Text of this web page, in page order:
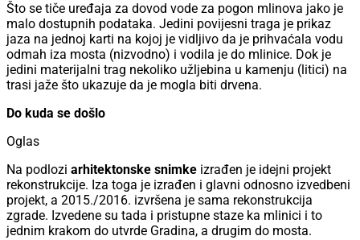
Što se tiče uređaja za dovod vode za pogon mlinova jako je
malo dostupnih podataka. Jedini povijesni traga je prikaz
jaza na jednoj karti na kojoj je vidljivo da je prihvaćala vodu
odmah iza mosta (nizvodno) i vodila je do mlinice. Dok je
jedini materijalni trag nekoliko užljebina u kamenju (litici) na
trasi jaže što ukazuje da je mogla biti drvena.
Do kuda se došlo
Oglas
Na podlozi arhitektonske snimke izrađen je idejni projekt
rekonstrukcije. Iza toga je izrađen i glavni odnosno izvedbeni
projekt, a 2015./2016. izvršena je sama rekonstrukcija
zgrade. Izvedene su tada i pristupne staze ka mlinici i to
jednim krakom do utvrde Gradina, a drugim do mosta.